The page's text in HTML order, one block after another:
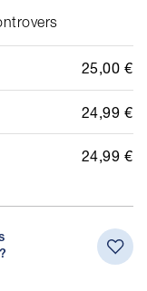
25,00 €
24,99 €
24,99 €